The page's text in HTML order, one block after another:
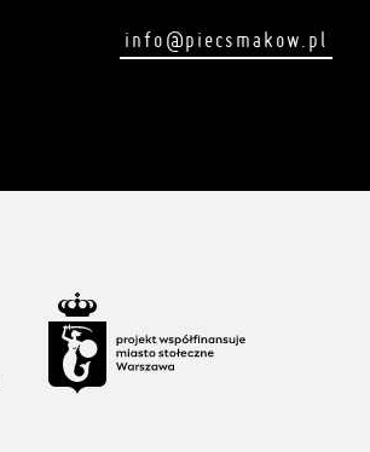
info@piecsmakow.pl